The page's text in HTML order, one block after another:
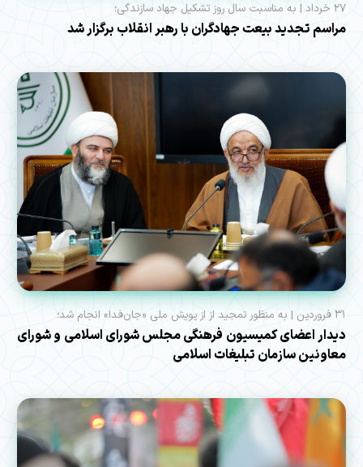
۲۷ خرداد | به مناسبت سال روز تشکیل جهاد سازندگی؛
مراسم تجدید بیعت جهادگران با رهبر انقلاب برگزار شد
۳۱ فروردین | به منظور تمجید از از پویش ملی «جان‌فدا» انجام شد؛
دیدار اعضای کمیسیون فرهنگی مجلس شورای اسلامی و شورای
معاونین سازمان تبلیغات اسلامی